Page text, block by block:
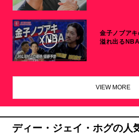
金子ノブアキ
溢れ出るNBA
VIEW MORE
ディー・ジェイ・ホグの人